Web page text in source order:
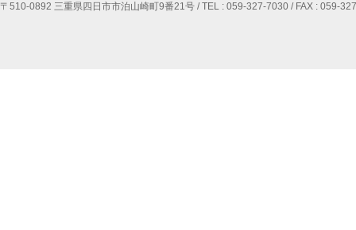
〒510-0892 三重県四日市市泊山崎町9番21号 / TEL : 059-327-7030 / FAX : 059-